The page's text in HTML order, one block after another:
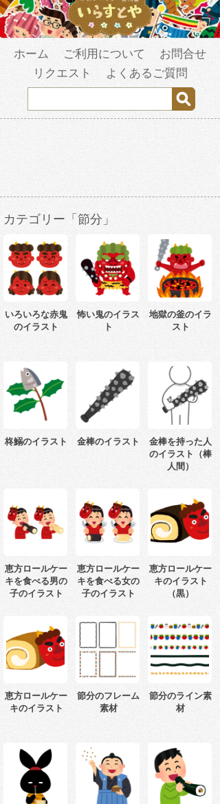
ホーム ご利用について
お問合せ
リクエスト
よくあるご質問
カテゴリー「節分」
いろいろな赤鬼
のイラスト
怖い鬼のイラス
ト
地獄の釜のイラ
スト
柊鰯のイラスト 金棒のイラスト
金棒を持った人
のイラスト（棒
人間）
恵方ロールケー
キを食べる男の
子のイラスト
恵方ロールケー
キを食べる女の
子のイラスト
恵方ロールケー
キのイラスト
（黒）
恵方ロールケー
キのイラスト
節分のフレーム
素材
節分のライン素
材